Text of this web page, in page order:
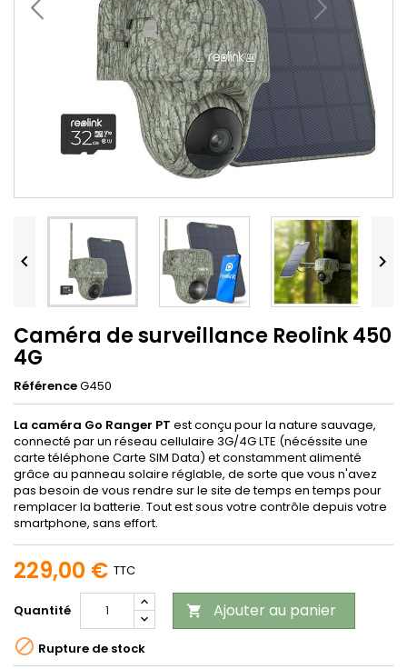
 
Caméra de surveillance Reolink 450
4G
RéférenceG450
La caméra Go Ranger PT est conçu pour la nature sauvage,
connecté par un réseau cellulaire 3G/4G LTE (nécéssite une
carte téléphone Carte SIM Data) et constamment alimenté
grâce au panneau solaire réglable, de sorte que vous n'avez
pas besoin de vous rendre sur le site de temps en temps pour
remplacer la batterie. Tout est sous votre contrôle depuis votre
smartphone, sans effort.
229,00 € TTC
Quantité  Ajouter au panier
 Rupture de stock